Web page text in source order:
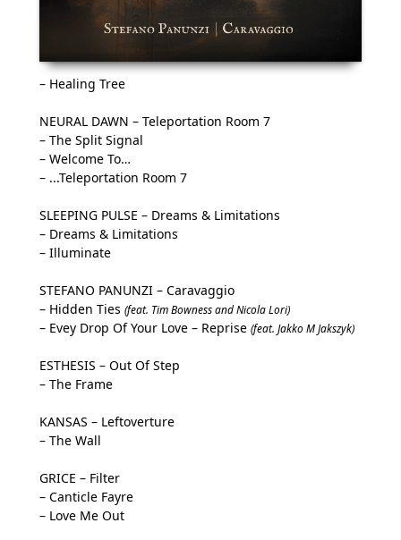
– Healing Tree
NEURAL DAWN – Teleportation Room 7
– The Split Signal
– Welcome To…
– ...Teleportation Room 7
SLEEPING PULSE – Dreams & Limitations
– Dreams & Limitations
– Illuminate
STEFANO PANUNZI – Caravaggio
– Hidden Ties (feat. Tim Bowness and Nicola Lori)
– Evey Drop Of Your Love – Reprise (feat. Jakko M Jakszyk)
ESTHESIS – Out Of Step
– The Frame
KANSAS – Leftoverture
– The Wall
GRICE – Filter
– Canticle Fayre
– Love Me Out